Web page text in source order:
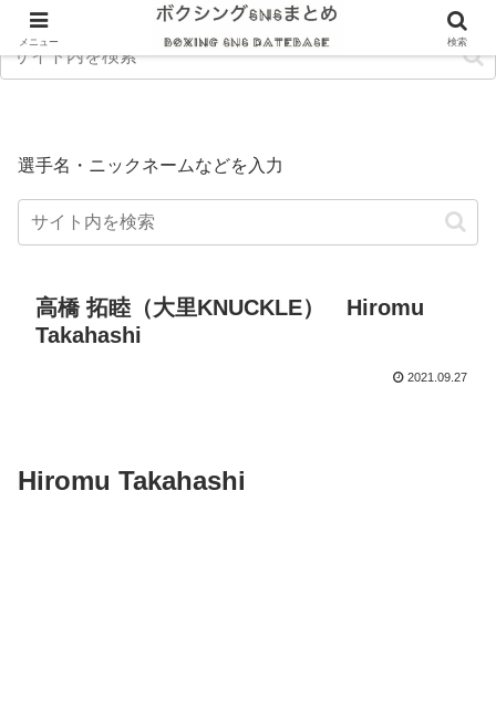
選手名・ニックネームなどを入力
高橋 拓睦（大里KNUCKLE） Hiromu
Takahashi
2021.09.27
Hiromu Takahashi
メニュー 検索